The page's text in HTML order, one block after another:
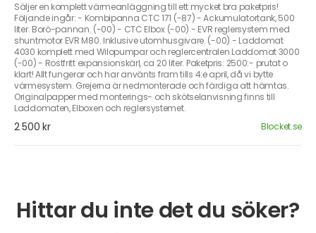
Säljer en komplett värmeanläggning till ett mycket bra paketpris!
Följande ingår: - Kombipanna CTC 171 (-87) - Ackumulatortank, 500
liter. Borö-pannan. (-00) - CTC Elbox (-00) - EVR reglersystem med
shuntmotor EVR M80. Inklusive utomhusgivare. (-00) - Laddomat
4030 komplett med Wilopumpar och reglercentralen Laddomat 3000
(-00) - Rostfritt expansionskärl, ca 20 liter. Paketpris: 2500:- prutat o
klart! Allt fungerar och har använts fram tills 4:e april, då vi bytte
värmesystem. Grejerna är nedmonterade och färdiga att hämtas.
Originalpapper med monterings- och skötselanvisning finns till
Laddomaten, Elboxen och reglersystemet.
2 500 kr Blocket.se
Hittar du inte det du söker?